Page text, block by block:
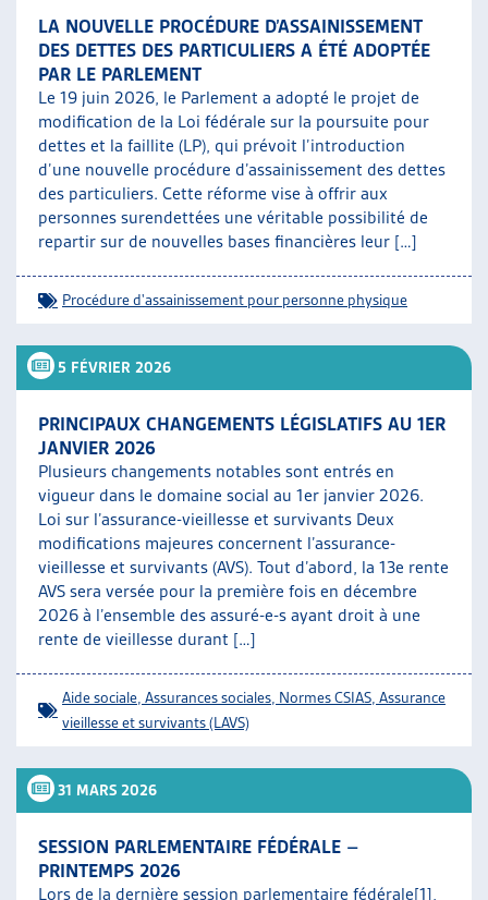
LA NOUVELLE PROCÉDURE D’ASSAINISSEMENT
DES DETTES DES PARTICULIERS A ÉTÉ ADOPTÉE
PAR LE PARLEMENT
Le 19 juin 2026, le Parlement a adopté le projet de
modification de la Loi fédérale sur la poursuite pour
dettes et la faillite (LP), qui prévoit l’introduction
d’une nouvelle procédure d’assainissement des dettes
des particuliers. Cette réforme vise à offrir aux
personnes surendettées une véritable possibilité de
repartir sur de nouvelles bases financières leur […]
Procédure d'assainissement pour personne physique
5 FÉVRIER 2026
PRINCIPAUX CHANGEMENTS LÉGISLATIFS AU 1ER
JANVIER 2026
Plusieurs changements notables sont entrés en
vigueur dans le domaine social au 1er janvier 2026.
Loi sur l’assurance-vieillesse et survivants Deux
modifications majeures concernent l’assurance-
vieillesse et survivants (AVS). Tout d’abord, la 13e rente
AVS sera versée pour la première fois en décembre
2026 à l’ensemble des assuré-e-s ayant droit à une
rente de vieillesse durant […]
Aide sociale Assurances sociales Normes CSIAS Assurance
vieillesse et survivants (LAVS)
31 MARS 2026
SESSION PARLEMENTAIRE FÉDÉRALE –
PRINTEMPS 2026
Lors de la dernière session parlementaire fédérale[1],